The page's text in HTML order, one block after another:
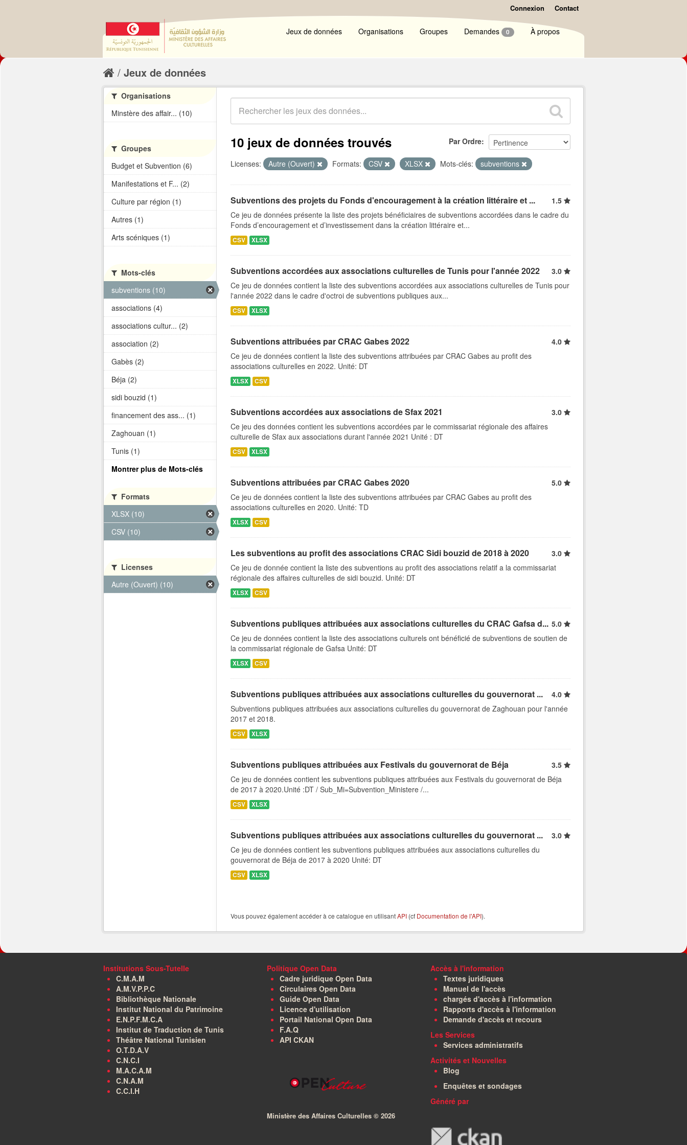
Connexion Contact
Jeux de données Organisations Groupes Demandes 0 À propos
Jeux de données
Par Ordre
10 jeux de données trouvés
Licenses: Autre (Ouvert) Formats: CSV XLSX Mots-clés: subventions
Subventions des projets du Fonds d'encouragement à la création littéraire et ...
1.5
Ce jeu de données présente la liste des projets bénéficiaires de subventions accordées dans le cadre du
Fonds d’encouragement et d’investissement dans la création littéraire et...
CSV XLSX
Subventions accordées aux associations culturelles de Tunis pour l'année 2022
3.0
Ce jeu de données contient la liste des subventions accordées aux associations culturelles de Tunis pour
l'année 2022 dans le cadre d'octroi de subventions publiques aux...
CSV XLSX
Subventions attribuées par CRAC Gabes 2022
4.0
Ce jeu de données contient la liste des subventions attribuées par CRAC Gabes au profit des
associations culturelles en 2022. Unité: DT
XLSX CSV
Subventions accordées aux associations de Sfax 2021
3.0
Ce jeu des données contient les subventions accordées par le commissariat régionale des affaires
culturelle de Sfax aux associations durant l'année 2021 Unité : DT
CSV XLSX
Subventions attribuées par CRAC Gabes 2020
5.0
Ce jeu de données contient la liste des subventions attribuées par CRAC Gabes au profit des
associations culturelles en 2020. Unité: TD
XLSX CSV
Les subventions au profit des associations CRAC Sidi bouzid de 2018 à 2020
3.0
Ce jeu de donnée contient la liste des subventions au profit des associations relatif a la commissariat
régionale des affaires culturelles de sidi bouzid. Unité: DT
XLSX CSV
Subventions publiques attribuées aux associations culturelles du CRAC Gafsa d... 5.0
Ce jeu de données contient la liste des associations culturels ont bénéficié de subventions de soutien de
la commissariat régionale de Gafsa Unité: DT
XLSX CSV
Subventions publiques attribuées aux associations culturelles du gouvernorat ...
4.0
Subventions publiques attribuées aux associations culturelles du gouvernorat de Zaghouan pour l'année
2017 et 2018.
CSV XLSX
Subventions publiques attribuées aux Festivals du gouvernorat de Béja
3.5
Ce jeu de données contient les subventions publiques attribuées aux Festivals du gouvernorat de Béja
de 2017 à 2020.Unité :DT / Sub_Mi=Subvention_Ministere /...
CSV XLSX
Subventions publiques attribuées aux associations culturelles du gouvernorat ...
3.0
Ce jeu de données contient les subventions publiques attribuées aux associations culturelles du
gouvernorat de Béja de 2017 à 2020 Unité: DT
CSV XLSX
Vous pouvez également accéder à ce catalogue en utilisantAPI (cf Documentation de l'API).
Organisations
Minstère des affair... (10)
Groupes
Budget et Subvention (6)
Manifestations et F... (2)
Culture par région (1)
Autres (1)
Arts scéniques (1)
Mots-clés
subventions (10)
associations (4)
associations cultur... (2)
association (2)
Gabès (2)
Béja (2)
sidi bouzid (1)
financement des ass... (1)
Zaghouan (1)
Tunis (1)
Montrer plus de Mots-clés
Formats
XLSX (10)
CSV (10)
Licenses
Autre (Ouvert) (10)
Institutions Sous-Tutelle
C.M.A.M
A.M.V.P.P.C
Bibliothèque Nationale
Institut National du Patrimoine
E.N.P.F.M.C.A
Institut de Traduction de Tunis
Théâtre National Tunisien
O.T.D.A.V
C.N.C.I
M.A.C.A.M
C.N.A.M
C.C.I.H
Politique Open Data
Cadre juridique Open Data
Circulaires Open Data
Guide Open Data
Licence d'utilisation
Portail National Open Data
F.A.Q
API CKAN
Ministère des Affaires Culturelles © 2026
Accès à l'information
Textes juridiques
Manuel de l'accès
chargés d'accès à l'information
Rapports d'accès à l'information
Demande d'accès et recours
Les Services
Services administratifs
Activités et Nouvelles
Blog
Enquêtes et sondages
Généré par